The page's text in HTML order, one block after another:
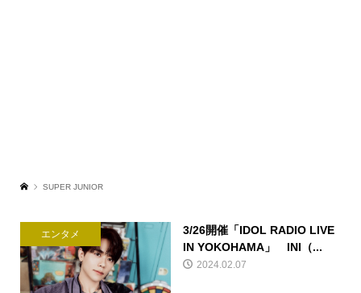
SUPER JUNIOR
エンタメ
3/26開催「IDOL RADIO LIVE
IN YOKOHAMA」 INI（...
2024.02.07